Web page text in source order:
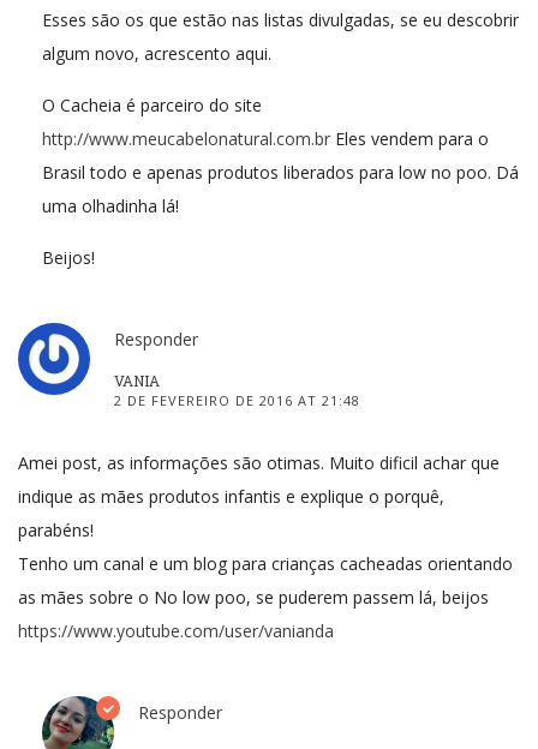
Esses são os que estão nas listas divulgadas, se eu descobrir
algum novo, acrescento aqui.
O Cacheia é parceiro do site
http://www.meucabelonatural.com.br Eles vendem para o
Brasil todo e apenas produtos liberados para low no poo. Dá
uma olhadinha lá!
Beijos!
Responder
VANIA
2 DE FEVEREIRO DE 2016 AT 21:48
Amei post, as informações são otimas. Muito dificil achar que
indique as mães produtos infantis e explique o porquê,
parabéns!
Tenho um canal e um blog para crianças cacheadas orientando
as mães sobre o No low poo, se puderem passem lá, beijos
https://www.youtube.com/user/vanianda
Responder